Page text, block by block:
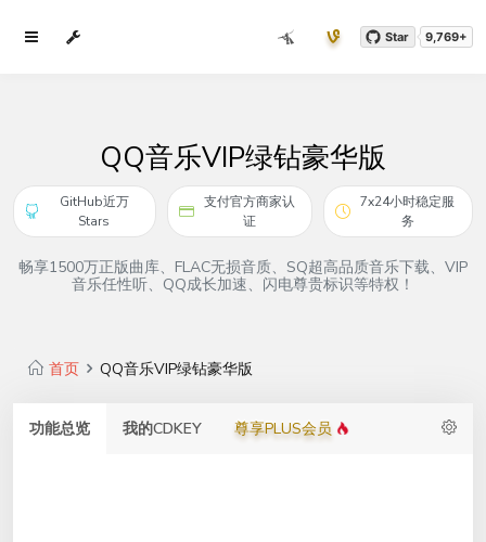
Star 9,769+
QQ音乐VIP绿钻豪华版
GitHub近万
Stars
支付官方商家认
证
7x24小时稳定服
务
畅享1500万正版曲库、FLAC无损音质、SQ超高品质音乐下载、VIP
音乐任性听、QQ成长加速、闪电尊贵标识等特权！
首页 QQ音乐VIP绿钻豪华版
功能总览 我的CDKEY 尊享PLUS会员